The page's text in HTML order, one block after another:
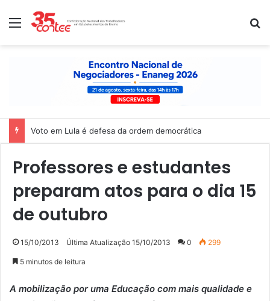
Menu
Nota de solidariedade ao povo venezuelano
Professores e estudantes
preparam atos para o dia 15
de outubro
15/10/2013 Última Atualização 15/10/2013 0 299
5 minutos de leitura
A mobilização por uma Educação com mais qualidade e